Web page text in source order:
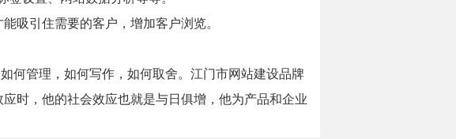
吸引住需要的客户，增加客户浏览。
何管理，如何写作，如何取舍。江门市网站建设品牌
时，他的社会效应也就是与日俱增，他为产品和企业